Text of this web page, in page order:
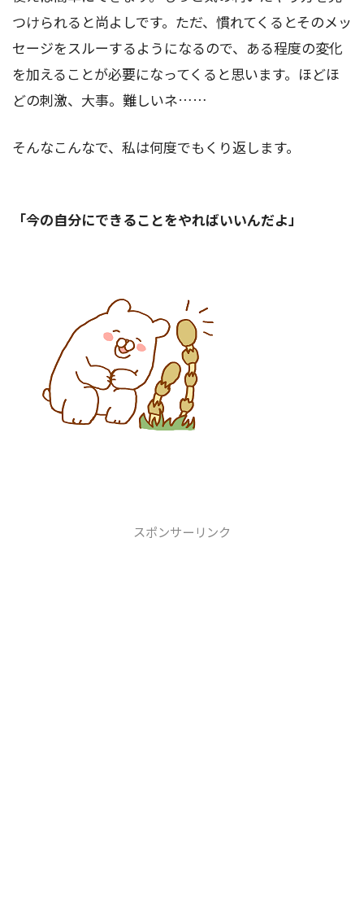
つけられると尚よしです。ただ、慣れてくるとそのメッ
セージをスルーするようになるので、ある程度の変化
を加えることが必要になってくると思います。ほどほ
どの刺激、大事。難しいネ……
そんなこんなで、私は何度でもくり返します。
「今の自分にできることをやればいいんだよ」
スポンサーリンク